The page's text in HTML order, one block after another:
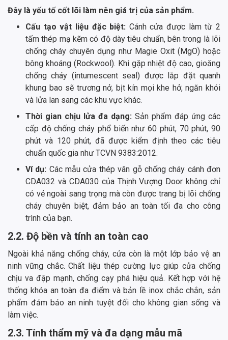
Đây là yếu tố cốt lõi làm nên giá trị của sản phẩm.
Cấu tạo vật liệu đặc biệt: Cánh cửa được làm từ 2
tấm thép mạ kẽm có độ dày tiêu chuẩn, bên trong là lõi
chống cháy chuyên dụng như Magie Oxit (MgO) hoặc
bông khoáng (Rockwool). Khi gặp nhiệt độ cao, gioăng
chống cháy (intumescent seal) được lắp đặt quanh
khung bao sẽ trương nở, bịt kín mọi khe hở, ngăn khói
và lửa lan sang các khu vực khác.
Thời gian chịu lửa đa dạng: Sản phẩm đáp ứng các
cấp độ chống cháy phổ biến như 60 phút, 70 phút, 90
phút và 120 phút, đã được kiểm định theo các tiêu
chuẩn quốc gia như TCVN 9383:2012.
Ví dụ: Các mẫu cửa thép vân gỗ chống cháy cánh đơn
CDA032 và CDA030 của Thịnh Vượng Door không chỉ
có vẻ ngoài sang trọng mà còn được trang bị lõi chống
cháy chuyên biệt, đảm bảo an toàn tối đa cho công
trình của bạn.
2.2. Độ bền và tính an toàn cao
Ngoài khả năng chống cháy, cửa còn là một lớp bảo vệ an
ninh vững chắc. Chất liệu thép cường lực giúp cửa chống
chịu va đập mạnh, chống cạy phá hiệu quả. Kết hợp với hệ
thống khóa an toàn đa điểm và bản lề inox chắc chắn, sản
phẩm đảm bảo an ninh tuyệt đối cho không gian sống và
làm việc.
2.3. Tính thẩm mỹ và đa dạng mẫu mã